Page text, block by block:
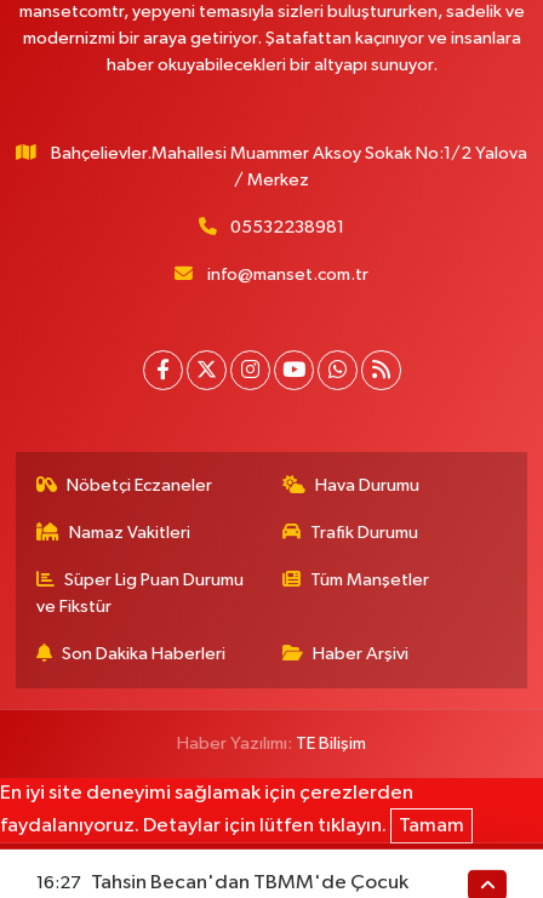
mansetcomtr, yepyeni temasıyla sizleri buluştururken, sadelik ve
modernizmi bir araya getiriyor. Şatafattan kaçınıyor ve insanlara
haber okuyabilecekleri bir altyapı sunuyor.
Bahçelievler.Mahallesi Muammer Aksoy Sokak No:1/2 Yalova
/ Merkez
05532238981
info@manset.com.tr
Nöbetçi Eczaneler Hava Durumu
Namaz Vakitleri Trafik Durumu
Süper Lig Puan Durumu
ve Fikstür
Tüm Manşetler
Son Dakika Haberleri Haber Arşivi
Haber Yazılımı: TE Bilişim
En iyi site deneyimi sağlamak için çerezlerden
faydalanıyoruz. Detaylar için lütfen tıklayın.
Tamam
16:27
Tahsin Becan'dan TBMM'de Çocuk